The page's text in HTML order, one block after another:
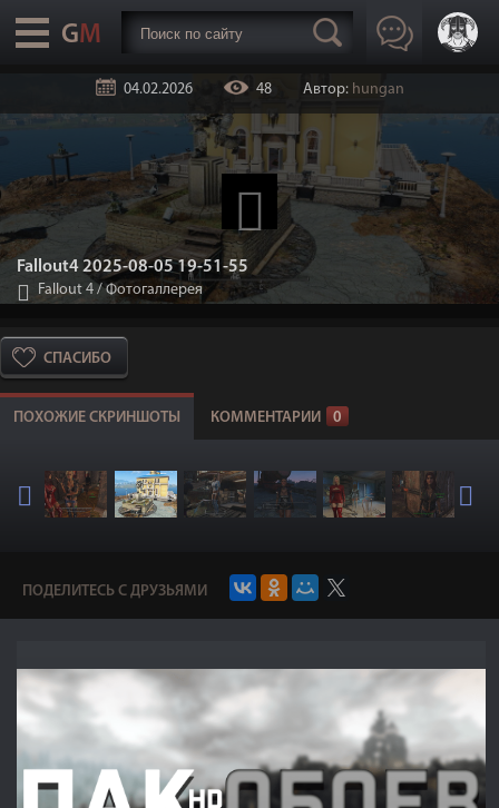
04.02.2026 48 Автор: hungan
Fallout4 2025-08-05 19-51-55
Fallout 4 /Фотогаллерея
СПАСИБО
ПОХОЖИЕ СКРИНШОТЫ КОММЕНТАРИИ 0
ПОДЕЛИТЕСЬ С ДРУЗЬЯМИ